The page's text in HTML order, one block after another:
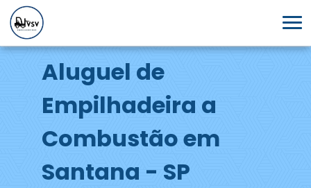
Aluguel de
Empilhadeira a
Combustão em
Santana - SP